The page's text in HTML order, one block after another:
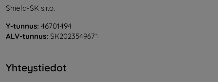
Shield-SK s.r.o.
Y-tunnus: 46701494
ALV-tunnus: SK2023549671
Yhteystiedot